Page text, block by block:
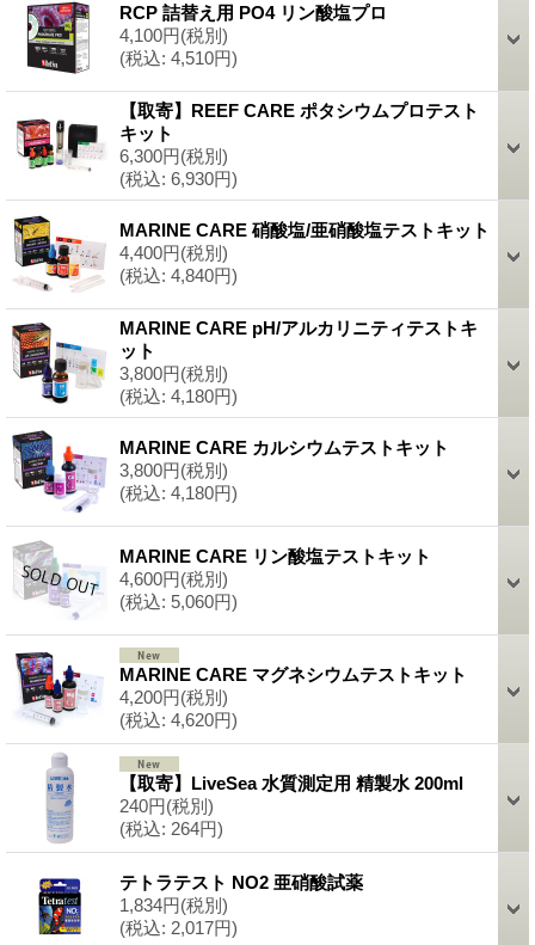
RCP 詰替え用 PO4 リン酸塩プロ
4,100円(税別)
(税込: 4,510円)
【取寄】REEF CARE ポタシウムプロテスト
キット
6,300円(税別)
(税込: 6,930円)
MARINE CARE 硝酸塩/亜硝酸塩テストキット
4,400円(税別)
(税込: 4,840円)
MARINE CARE pH/アルカリニティテストキ
ット
3,800円(税別)
(税込: 4,180円)
MARINE CARE カルシウムテストキット
3,800円(税別)
(税込: 4,180円)
MARINE CARE リン酸塩テストキット
4,600円(税別)
(税込: 5,060円)
MARINE CARE マグネシウムテストキット
4,200円(税別)
(税込: 4,620円)
【取寄】LiveSea 水質測定用 精製水 200ml
240円(税別)
(税込: 264円)
テトラテスト NO2 亜硝酸試薬
1,834円(税別)
(税込: 2,017円)